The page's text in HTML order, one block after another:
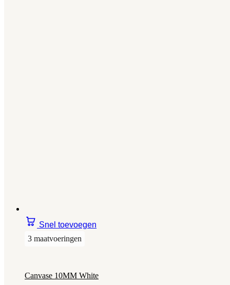
Snel toevoegen
3 maatvoeringen
Canvase 10MM White